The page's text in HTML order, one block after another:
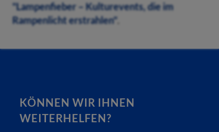
"Lampenfieber – Kulturevents, die im
Rampenlicht erstrahlen"
KÖNNEN WIR IHNEN
WEITERHELFEN?